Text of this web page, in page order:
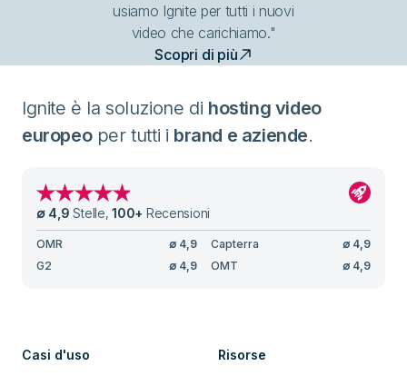
usiamo Ignite per tutti i nuovi
video che carichiamo."
Scopri di più
Ignite è la soluzione di hosting video
europeoper tutti i brand e aziende.
∅ 4,9 Stelle,100+ Recensioni
OMR ∅ 4,9 Capterra ∅ 4,9
G2
∅ 4,9 OMT ∅ 4,9
Casi d'uso Risorse